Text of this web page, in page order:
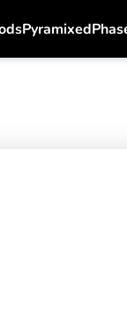
Pyramixed